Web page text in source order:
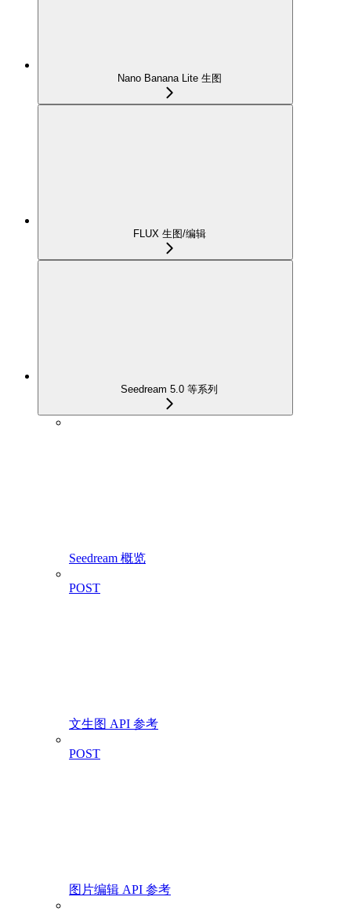
Nano Banana Lite 生图
FLUX 生图/编辑
Seedream 5.0 等系列
Seedream 概览
POST
文生图 API 参考
POST
图片编辑 API 参考